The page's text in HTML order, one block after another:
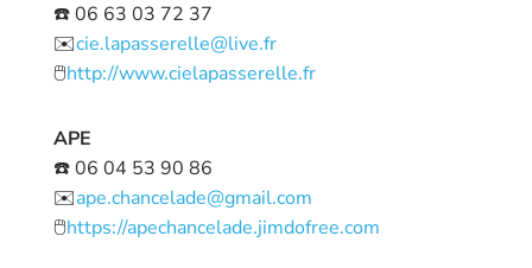
☎️ 06 63 03 72 37
✉️cie.lapasserelle@live.fr
🖱️http://www.cielapasserelle.fr
APE
☎️ 06 04 53 90 86
✉️ape.chancelade@gmail.com
🖱️https://apechancelade.jimdofree.com